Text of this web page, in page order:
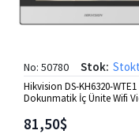
No: 50780 Stok:
Hikvision DS-KH6320-WTE1
Dokunmatik İç Ünite Wifi
81,50$